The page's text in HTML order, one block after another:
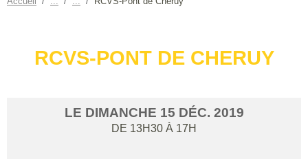
RCVS-PONT DE CHERUY
LE DIMANCHE 15 DÉC. 2019
DE 13H30 À 17H